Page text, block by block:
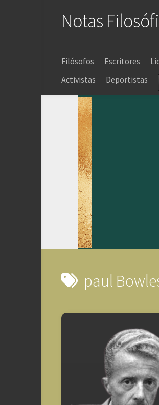
Notas
Filósofos Escritores
Activistas
Deportistas
paul